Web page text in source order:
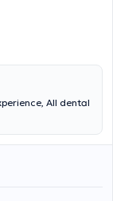
All dental